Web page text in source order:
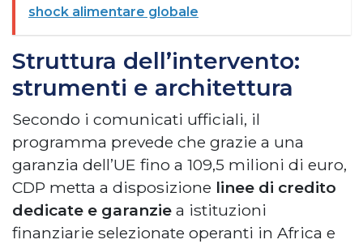
shock alimentare globale
Struttura dell’intervento:
strumenti e architettura
Secondo i comunicati ufficiali, il
programma prevede che grazie a una
garanzia dell’UE fino a 109,5 milioni di euro,
CDP metta a disposizione linee di credito
dedicate e garanzie a istituzioni
finanziarie selezionate operanti in Africa e